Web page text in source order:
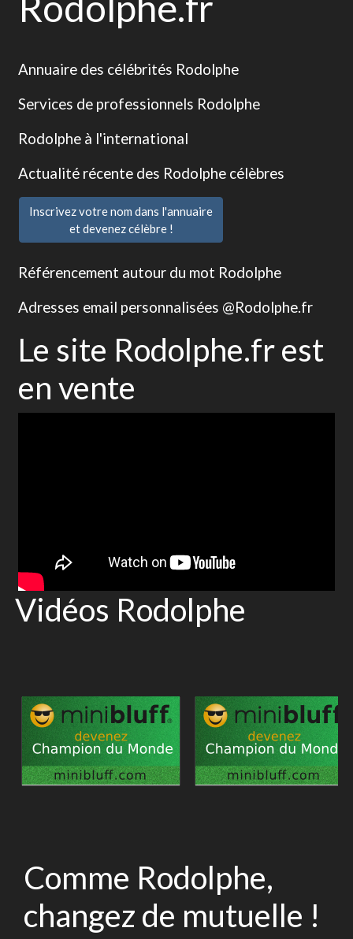
Annuaire des célébrités Rodolphe
Services de professionnels Rodolphe
Rodolphe à l'international
Actualité récente des Rodolphe célèbres
Inscrivez votre nom dans l'annuaire
et devenez célèbre !
Référencement autour du mot Rodolphe
Adresses email personnalisées @Rodolphe.fr
Le site Rodolphe.fr est
en vente
Vidéos Rodolphe
Comme Rodolphe,
changez de mutuelle !